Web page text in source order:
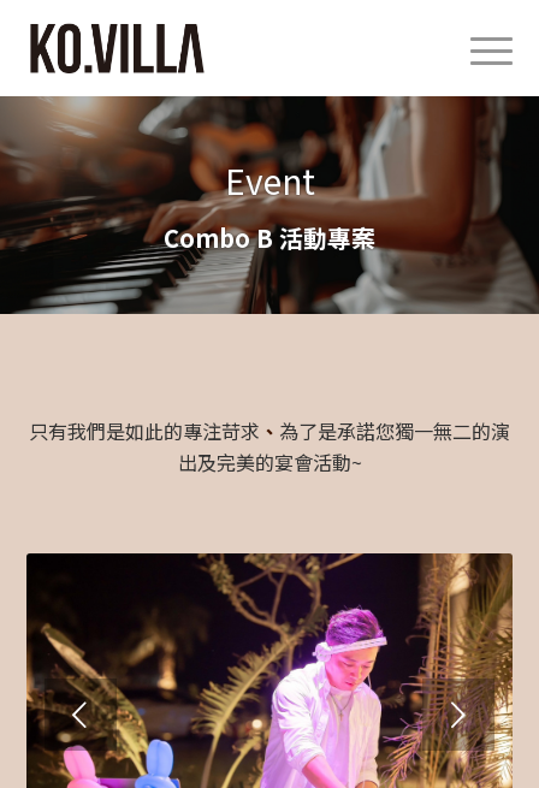
Event
Combo B 活動專案
只有我們是如此的專注苛求 、 為了是承諾您獨一無二的演
出及完美的宴會活動~
下一頁